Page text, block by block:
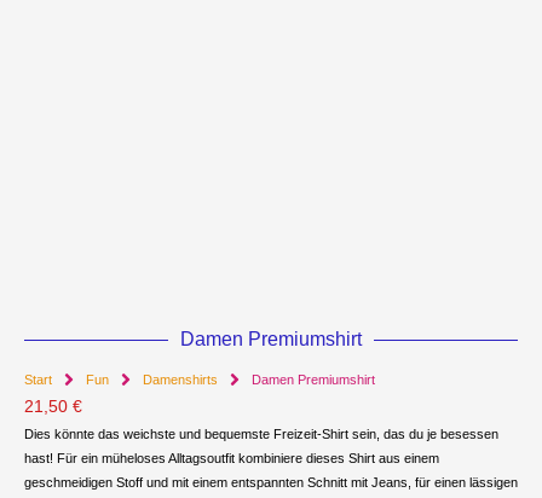
Damen Premiumshirt
Start Fun Damenshirts Damen Premiumshirt
21,50 €
Dies könnte das weichste und bequemste Freizeit-Shirt sein, das du je besessen
hast! Für ein müheloses Alltagsoutfit kombiniere dieses Shirt aus einem
geschmeidigen Stoff und mit einem entspannten Schnitt mit Jeans, für einen lässigen